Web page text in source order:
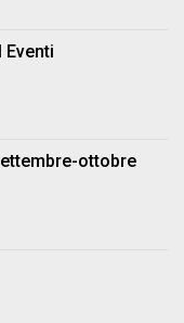
Eventi
ottobre